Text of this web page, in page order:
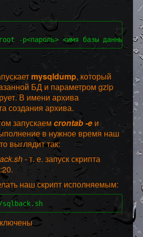
-p<пароль> <имя базы
mysqldump, который
БД и параметром gzip
В имени архива
создания архива.
запускаем crontab -e и
в нужное время наш
выглядит так:
- т. е. запуск скрипта
наш скрипт исполняемым: